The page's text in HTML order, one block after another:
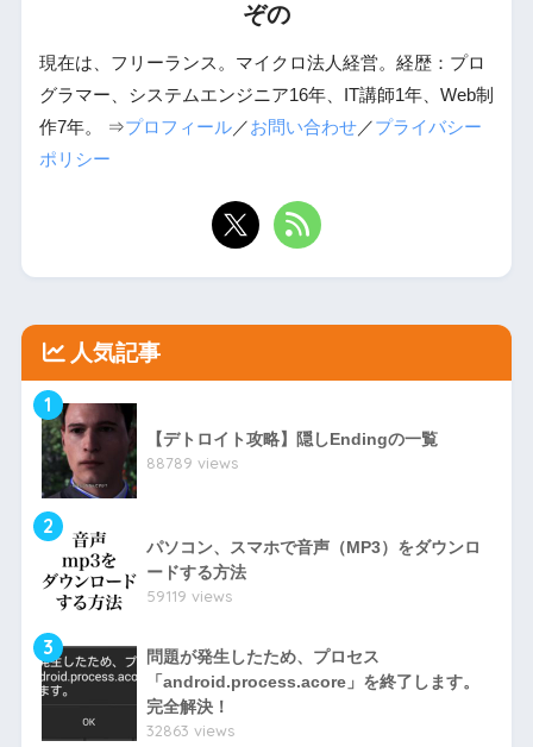
ぞの
現在は、フリーランス。マイクロ法人経営。経歴：プロ
グラマー、システムエンジニア16年、IT講師1年、Web制
作7年。 ⇒プロフィール／お問い合わせ／プライバシー
ポリシー
人気記事
1
【デトロイト攻略】隠しEndingの一覧
88789 views
2
パソコン、スマホで音声（MP3）をダウンロ
ードする方法
59119 views
3
問題が発生したため、プロセス
「android.process.acore」を終了します。
完全解決！
32863 views